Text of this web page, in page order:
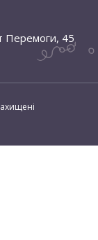
Перемоги, 45